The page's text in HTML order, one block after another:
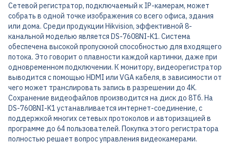
Сетевой регистратор, подключаемый к IP-камерам, может
собрать в одной точке изображения со всего офиса, здания
или дома. Среди продукции Hikvision, эффективной 8-
канальной моделью является DS-7608NI-K1. Система
обеспечена высокой пропускной способностью для входящего
потока. Это говорит о плавности каждой картинки, даже при
одновременном подключении. К монитору, видеорегистратор
выводится с помощью HDMI или VGA кабеля, в зависимости от
чего может транслировать запись в разрешении до 4K.
Сохранение видеофайлов производится на диск до 8Тб. На
DS-7608NI-K1 устанавливается интернет-соединение, с
поддержкой многих сетевых протоколов и авторизацией в
программе до 64 пользователей. Покупка этого регистратора
полностью решает вопрос управления видеокамерами.